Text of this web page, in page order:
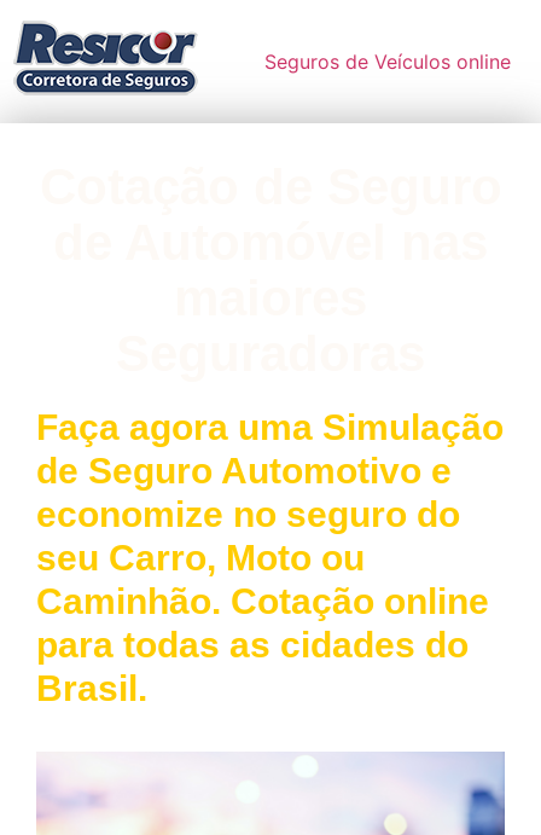
Seguros de Veículos online
Faça agora uma Simulação
de Seguro Automotivo e
economize no seguro do
seu Carro, Moto ou
Caminhão. Cotação online
para todas as cidades do
Brasil.